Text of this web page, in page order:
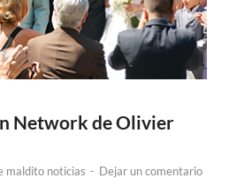
Network de Olivier
maldito noticias - Dejar un comentario